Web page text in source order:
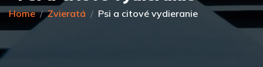
Home Zvieratá Psi a citové vydieranie